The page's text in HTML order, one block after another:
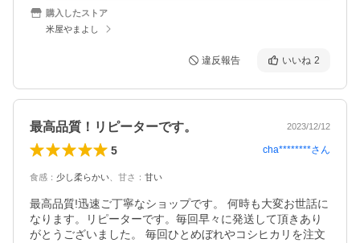
購入したストア
米屋やまよし
違反報告 いいね 2
最高品質！リピーターです。 2023/12/12
5 cha********さん
食感 ： 少し柔らかい 甘さ ： 甘い
最高品質!迅速ご丁寧なショップです。 何時も大変お世話に
なります。リピーターです。毎回早々に発送して頂きあり
がとうございました。 毎回ひとめぼれやコシヒカリを注文